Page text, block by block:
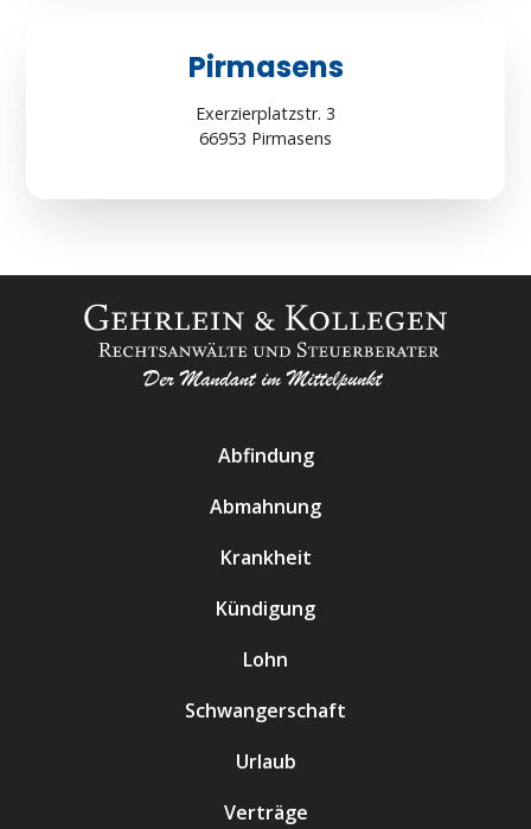
Pirmasens
Exerzierplatzstr. 3
66953 Pirmasens
Abfindung
Abmahnung
Krankheit
Kündigung
Lohn
Schwangerschaft
Urlaub
Verträge